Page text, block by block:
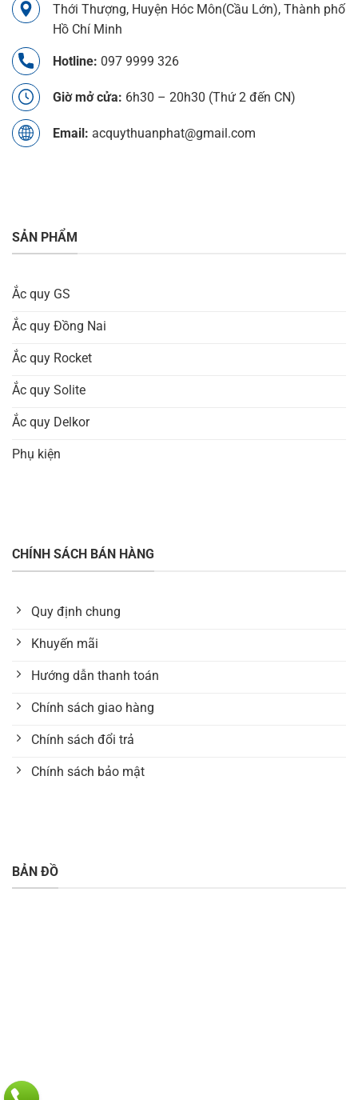
Thới Thượng, Huyện Hóc Môn(Cầu Lớn), Thành phố
Hồ Chí Minh
Hotline: 097 9999 326
Giờ mở cửa: 6h30 – 20h30 (Thứ 2 đến CN)
Email: acquythuanphat@gmail.com
SẢN PHẨM
Ắc quy GS
Ắc quy Đồng Nai
Ắc quy Rocket
Ắc quy Solite
Ắc quy Delkor
Phụ kiện
CHÍNH SÁCH BÁN HÀNG
Quy định chung
Khuyến mãi
Hướng dẫn thanh toán
Chính sách giao hàng
Chính sách đổi trả
Chính sách bảo mật
BẢN ĐỒ